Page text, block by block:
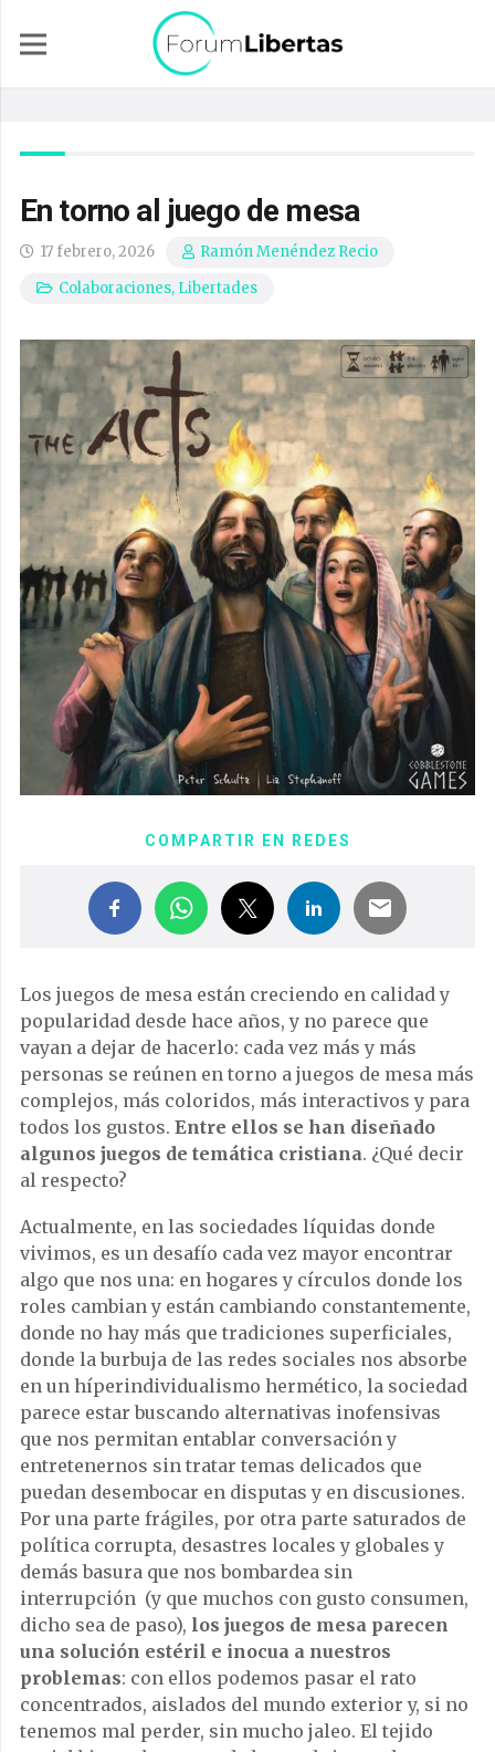
En torno al juego de mesa
17 febrero, 2026
Ramón Menéndez Recio
Colaboraciones, Libertades
COMPARTIR EN REDES
Los juegos de mesa están creciendo en calidad y
popularidad desde hace años, y no parece que
vayan a dejar de hacerlo: cada vez más y más
personas se reúnen en torno a juegos de mesa más
complejos, más coloridos, más interactivos y para
todos los gustos. Entre ellos se han diseñado
algunos juegos de temática cristiana. ¿Qué decir
al respecto?
Actualmente, en las sociedades líquidas donde
vivimos, es un desafío cada vez mayor encontrar
algo que nos una: en hogares y círculos donde los
roles cambian y están cambiando constantemente,
donde no hay más que tradiciones superficiales,
donde la burbuja de las redes sociales nos absorbe
en un híperindividualismo hermético, la sociedad
parece estar buscando alternativas inofensivas
que nos permitan entablar conversación y
entretenernos sin tratar temas delicados que
puedan desembocar en disputas y en discusiones.
Por una parte frágiles, por otra parte saturados de
política corrupta, desastres locales y globales y
demás basura que nos bombardea sin
interrupción (y que muchos con gusto consumen,
dicho sea de paso), los juegos de mesa parecen
una solución estéril e inocua a nuestros
problemas: con ellos podemos pasar el rato
concentrados, aislados del mundo exterior y, si no
tenemos mal perder, sin mucho jaleo. El tejido